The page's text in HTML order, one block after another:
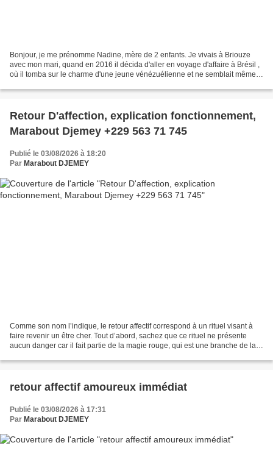
Bonjour, je me prénomme Nadine, mère de 2 enfants. Je vivais à Briouze
avec mon mari, quand en 2016 il décida d'aller en voyage d'affaire à Brésil ,
où il tomba sur le charme d'une jeune vénézuélienne et ne semblait même
Retour D'affection, explication fonctionnement,
Marabout Djemey +229 563 71 745
Publié le 03/08/2026 à 18:20
Par Marabout DJEMEY
Comme son nom l’indique, le retour affectif correspond à un rituel visant à
faire revenir un être cher. Tout d’abord, sachez que ce rituel ne présente
aucun danger car il fait partie de la magie rouge, qui est une branche de la
retour affectif amoureux immédiat
Publié le 03/08/2026 à 17:31
Par Marabout DJEMEY